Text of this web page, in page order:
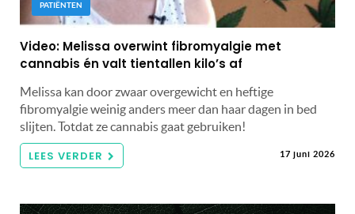
PATIËNTEN
Video: Melissa overwint fibromyalgie met
cannabis én valt tientallen kilo’s af
Melissa kan door zwaar overgewicht en heftige
fibromyalgie weinig anders meer dan haar dagen in bed
slijten. Totdat ze cannabis gaat gebruiken!
LEES VERDER 17 juni 2026